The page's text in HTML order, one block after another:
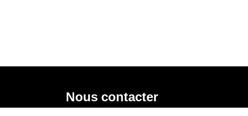
Nous contacter